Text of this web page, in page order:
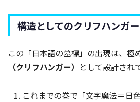
構造としてのクリフハンガー
この「日本語の墓標」の出現は、極
（クリフハンガー） として設計され
これまでの巻で「文字魔法＝日